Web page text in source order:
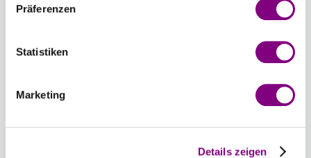
Präferenzen
Statistiken
Marketing
Details zeigen
Kasse mit nur einem Tastendruck! Sind Sie